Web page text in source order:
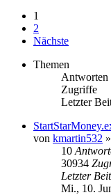
1
2
Nächste
Themen
Antworten
Zugriffe
Letzter
von kmartin532 »
10
30934
Letzter
Mi., 10.